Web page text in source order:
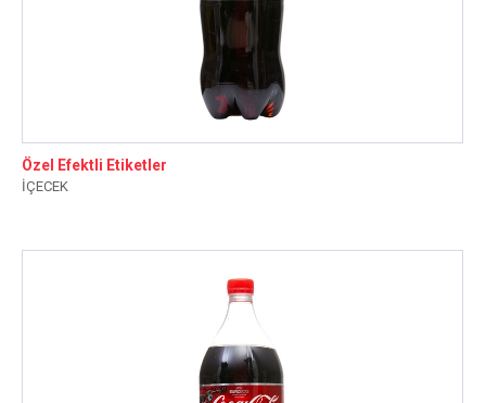
Özel Efektli Etiketler
İÇECEK